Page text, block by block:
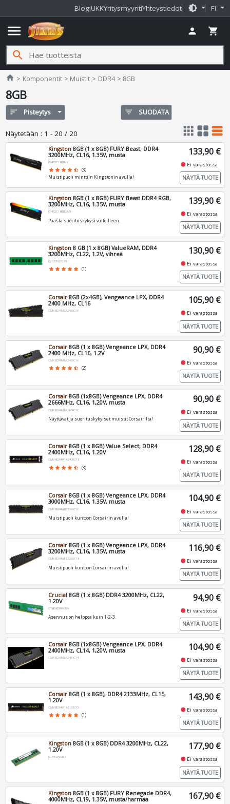
BlogiUKKYritysmyyntiYhteystiedot brightness_medium FI
menu person shopping_cart
search
home Jimms.fi
Komponentit Muistit DDR4 8GB
8GB
sort Pisteytys filter_list SUODATA
Näytetään : 1 - 20 / 20 apps grid_view table_rows
Kingston 8GB (1 x 8GB) FURY Beast, DDR4
3200MHz, CL16, 1.35V, musta
KF432C16BB/8
star star star star star_half (3)
Muistipuoli minttiin Kingstonin avulla!
133,90 €
fiber_manual_record Ei varastossa
NÄYTÄ TUOTE
Kingston 8GB (1 x 8GB) FURY Beast DDR4 RGB,
3200MHz, CL16, 1.35V, musta
KF432C16BB2A/8
Päästä suorituskykysi valloilleen.
139,90 €
fiber_manual_record Ei varastossa
NÄYTÄ TUOTE
Kingston 8 GB (1 x 8GB) ValueRAM, DDR4
3200MHz, CL22, 1.2V, vihreä
KVR32N22S8/8
star star star star star (1)
130,90 €
fiber_manual_record Ei varastossa
NÄYTÄ TUOTE
Corsair 8GB (2x4GB), Vengeance LPX, DDR4
2400 MHz, CL16
CMK8GX4M2A2400C16
105,90 €
fiber_manual_record Ei varastossa
NÄYTÄ TUOTE
Corsair 8GB (1 x 8GB) Vengeance LPX, DDR4
2400 MHz, CL16, 1.2V
CMK8GX4M1A2400C16
star star star star star_half (2)
90,90 €
fiber_manual_record Ei varastossa
NÄYTÄ TUOTE
Corsair 8GB (1x8GB) Vengeance LPX, DDR4
2666MHz, CL16, 1,20V, musta
CMK8GX4M1A2666C16
Näyttävät ja suorituskykyiset muistit Corsairilta!
90,90 €
fiber_manual_record Ei varastossa
NÄYTÄ TUOTE
Corsair 8GB (1 x 8GB) Value Select, DDR4
2400MHz, CL16, 1.20V
CMV8GX4M1A2400C16
star star star star star_half (3)
128,90 €
fiber_manual_record Ei varastossa
NÄYTÄ TUOTE
Corsair 8GB (1 x 8GB) Vengeance LPX, DDR4
3000MHz, CL16, 1.35V, musta
CMK8GX4M1D3000C16
Muistipuoli kuntoon Corsairin avulla!
104,90 €
fiber_manual_record Ei varastossa
NÄYTÄ TUOTE
Corsair 8GB (1 x 8GB) Vengeance LPX, DDR4
3200MHz, CL16, 1.35V, musta
CMK8GX4M1Z3200C16
Muistipuoli kuntoon Corsairin avulla!
116,90 €
fiber_manual_record Ei varastossa
NÄYTÄ TUOTE
Crucial 8GB (1 x 8GB) DDR4 3200MHz, CL22,
1.20V
CT8G4DFRA32A
Asennus on helppoa kuin 1-2-3.
94,90 €
fiber_manual_record Ei varastossa
NÄYTÄ TUOTE
Corsair 8GB (1x8GB) Vengeance LPX, DDR4
2400MHz, CL14, 1,20V, musta
CMK8GX4M1A2400C14
104,90 €
fiber_manual_record Ei varastossa
NÄYTÄ TUOTE
Corsair 8GB (1 x 8GB), DDR4 2133MHz, CL15,
1.20V
CMV8GX4M1A2133C15
star star star star star (1)
143,90 €
fiber_manual_record Ei varastossa
NÄYTÄ TUOTE
Kingston 8GB (1 x 8GB) DDR4 3200MHz, CL22,
1.20V
KCP432NS6/8
177,90 €
fiber_manual_record Ei varastossa
NÄYTÄ TUOTE
Kingston 8GB (1 x 8GB) FURY Renegade DDR4,
4000MHz, CL19, 1.35V, musta/harmaa
167,90 €